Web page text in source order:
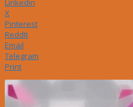
Linkedin
X
Pinterest
ReddIt
Email
Telegram
Print